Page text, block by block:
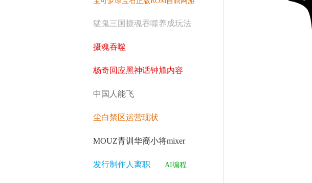
猛鬼三国摄魂吞噬养成玩法
摄魂吞噬
杨奇回应黑神话钟馗内容
中国人能飞
尘白禁区运营现状
MOUZ青训华裔小将mixer
发行制作人离职 AI编程